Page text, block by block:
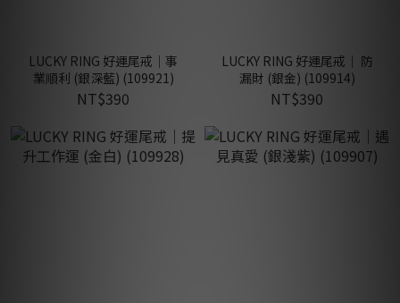
LUCKY RING 好運尾戒｜事
業順利 (銀深藍) (109921)
NT$390
LUCKY RING 好運尾戒｜ 防
漏財 (銀金) (109914)
NT$390